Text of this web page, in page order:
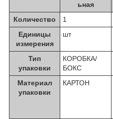
ьная
Количество
1
Единицы
измерения
шт
Тип
упаковки
КОРОБКА/
БОКС
Материал
упаковки
КАРТОН